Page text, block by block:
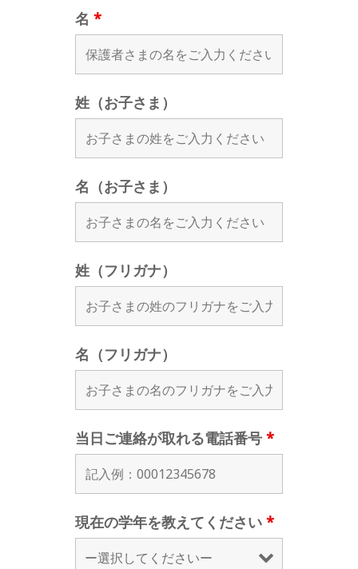
名 *
姓（お子さま）
名（お子さま）
姓（フリガナ）
名（フリガナ）
当日ご連絡が取れる電話番号 *
現在の学年を教えてください *